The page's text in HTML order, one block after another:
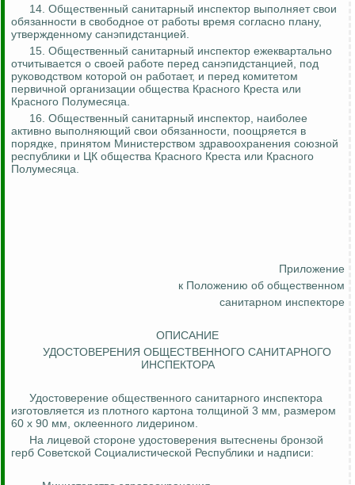
14. Общественный санитарный инспектор выполняет свои
обязанности в свободное от работы время согласно плану,
утвержденному санэпидстанцией.
15. Общественный санитарный инспектор ежеквартально
отчитывается о своей работе перед санэпидстанцией, под
руководством которой он работает, и перед комитетом
первичной организации общества Красного Креста или
Красного Полумесяца.
16. Общественный санитарный инспектор, наиболее
активно выполняющий свои обязанности, поощряется в
порядке, принятом Министерством здравоохранения союзной
республики и ЦК общества Красного Креста или Красного
Полумесяца.
Приложение
к Положению об общественном
санитарном инспекторе
ОПИСАНИЕ
УДОСТОВЕРЕНИЯ ОБЩЕСТВЕННОГО САНИТАРНОГО
ИНСПЕКТОРА
Удостоверение общественного санитарного инспектора
изготовляется из плотного картона толщиной 3 мм, размером
60 x 90 мм, оклеенного лидерином.
На лицевой стороне удостоверения вытеснены бронзой
герб Советской Социалистической Республики и надписи: